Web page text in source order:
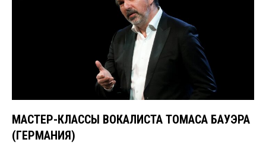
МАСТЕР-КЛАССЫ ВОКАЛИСТА ТОМАСА БАУЭРА
(ГЕРМАНИЯ)